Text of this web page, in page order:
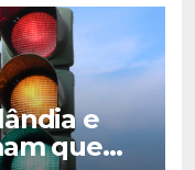
e
que